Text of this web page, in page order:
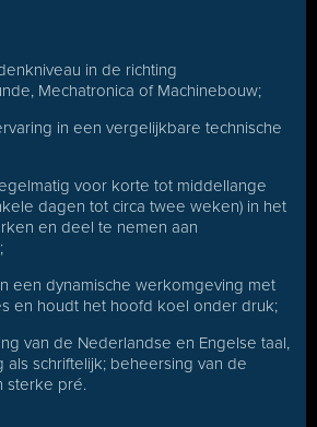
in de richting
Mechatronica of Machinebouw;
in een vergelijkbare technische
voor korte tot middellange
dagen tot circa twee weken) in het
en deel te nemen aan
een dynamische werkomgeving met
en houdt het hoofd koel onder druk;
van de Nederlandse en Engelse taal,
als schriftelijk; beheersing van de
sterke pré.